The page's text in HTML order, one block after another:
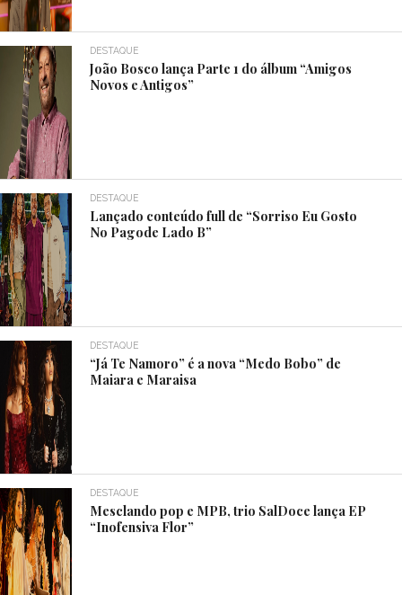
DESTAQUE
João Bosco lança Parte 1 do álbum “Amigos
Novos e Antigos”
DESTAQUE
Lançado conteúdo full de “Sorriso Eu Gosto
No Pagode Lado B”
DESTAQUE
“Já Te Namoro” é a nova “Medo Bobo” de
Maiara e Maraisa
DESTAQUE
Mesclando pop e MPB, trio SalDoce lança EP
“Inofensiva Flor”